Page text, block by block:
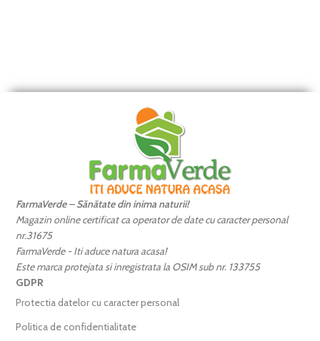
FarmaVerde – Sănătate din inima naturii!
Magazin online certificat ca operator de date cu caracter personal
nr.31675
FarmaVerde - Iti aduce natura acasa!
Este marca protejata si inregistrata la OSIM sub nr. 133755
GDPR
Protectia datelor cu caracter personal
Politica de confidentialitate